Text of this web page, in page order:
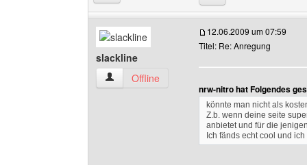
slackline
slackline Benutzer-Profile anzeigen
Offline
12.06.2009 um 07:59
Titel: Re: Anregung
nrw-nitro hat Folgendes
könnte man nicht als
Z.b. wenn deine seite
anbietet und für die
Ich fänds echt cool und